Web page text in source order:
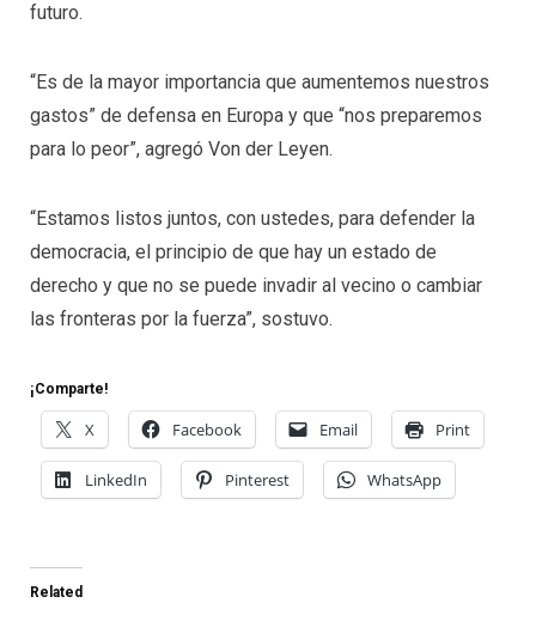
futuro.
“Es de la mayor importancia que aumentemos nuestros
gastos” de defensa en Europa y que “nos preparemos
para lo peor”, agregó Von der Leyen.
“Estamos listos juntos, con ustedes, para defender la
democracia, el principio de que hay un estado de
derecho y que no se puede invadir al vecino o cambiar
las fronteras por la fuerza”, sostuvo.
¡Comparte!
X Facebook Email Print
LinkedIn Pinterest WhatsApp
Related